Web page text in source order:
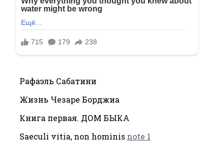
Рафаэль Сабатини
Жизнь Чезаре Борджиа
Книга первая. ДОМ БЫКА
Saeculi vitia, non hominis note 1